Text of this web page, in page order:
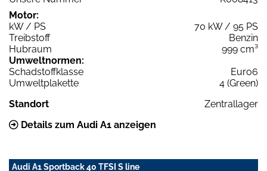
Motor:
kW / PS
70 kW / 95 PS
Treibstoff
Benzin
Hubraum
999 cm³
Umweltnormen:
Schadstoffklasse
Euro6
Umweltplakette
4 (Green)
Standort
Zentrallager
Details zum Audi A1 anzeigen
Audi A1 Sportback 40 TFSI S line